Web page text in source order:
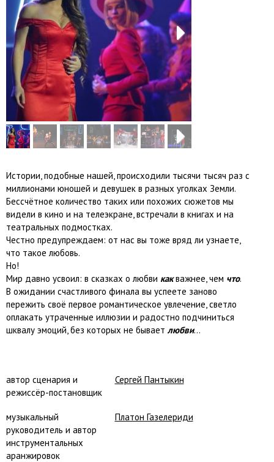
Next
Истории, подобные нашей, происходили тысячи тысяч раз с
миллионами юношей и девушек в разных уголках Земли.
Бессчётное количество таких или похожих сюжетов мы
видели в кино и на телеэкране, встречали в книгах и на
театральных подмостках.
Честно предупреждаем: от нас вы тоже вряд ли узнаете,
что такое любовь.
Но!
Мир давно усвоил: в сказках о любви какважнее, чем что.
В ожидании счастливого финала вы успеете заново
пережить своё первое романтическое увлечение, светло
оплакать утраченные иллюзии и радостно подчиниться
шквалу эмоций, без которых не бывает любви…
автор сценария и
режиссёр-постановщик
Сергей Пантыкин
музыкальный
руководитель и автор
инструментальных
аранжировок
Платон Газелериди